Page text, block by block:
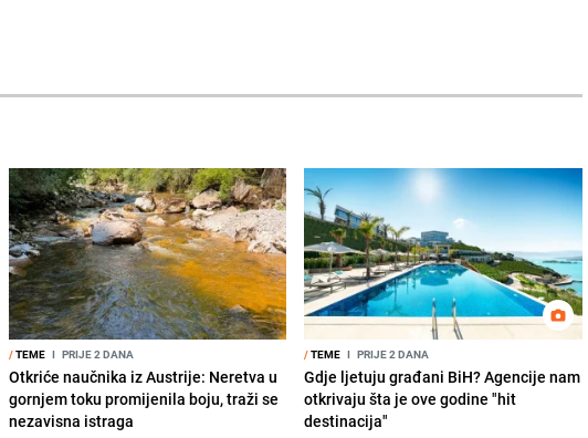
/TEME I PRIJE 2 DANA
Otkriće naučnika iz Austrije: Neretva u
gornjem toku promijenila boju, traži se
nezavisna istraga
/TEME I PRIJE 2 DANA
Gdje ljetuju građani BiH? Agencije nam
otkrivaju šta je ove godine "hit
destinacija"